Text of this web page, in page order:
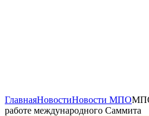
ГлавнаяНовостиНовости МПОМПО
работе международного Саммита